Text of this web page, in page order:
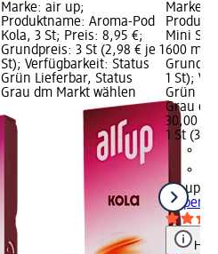
Marke: air up;
Produktname: Aroma-Pod
Kola, 3 St; Preis: 8,95 €;
Grundpreis: 3 St (2,98 € je 1
St); Verfügbarkeit: Status
Grün Lieferbar, Status
Grau dm Markt wählen
Marke:
Mini
600 ml;
1 St);
Grün
Grau
30,00 €
1 St
air up
Sipper